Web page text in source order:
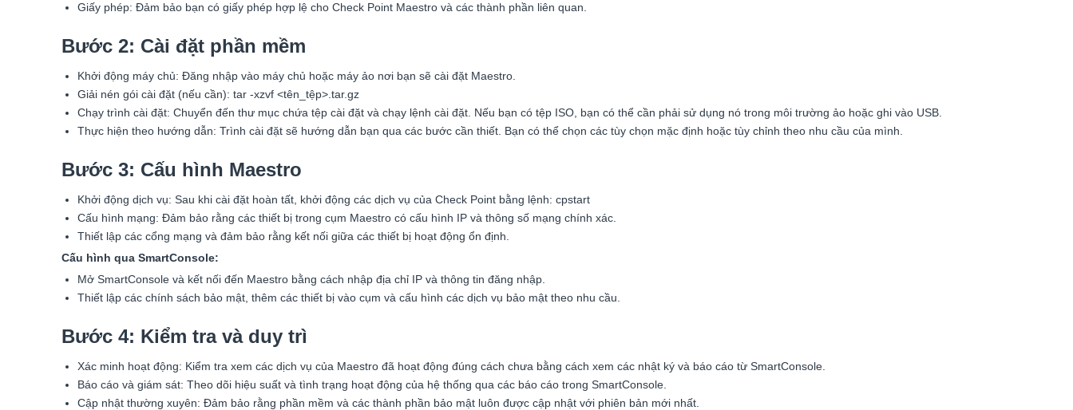
Giấy phép: Đảm bảo bạn có giấy phép hợp lệ cho Check Point Maestro và các thành phần liên quan.
Bước 2: Cài đặt phần mềm
Khởi động máy chủ: Đăng nhập vào máy chủ hoặc máy ảo nơi bạn sẽ cài đặt Maestro.
Giải nén gói cài đặt (nếu cần): tar -xzvf <tên_tệp>.tar.gz
Chạy trình cài đặt: Chuyển đến thư mục chứa tệp cài đặt và chạy lệnh cài đặt. Nếu bạn có tệp ISO, bạn có thể cần phải sử dụng nó trong môi trường ảo hoặc ghi vào USB.
Thực hiện theo hướng dẫn: Trình cài đặt sẽ hướng dẫn bạn qua các bước cần thiết. Bạn có thể chọn các tùy chọn mặc định hoặc tùy chỉnh theo nhu cầu của mình.
Bước 3: Cấu hình Maestro
Khởi động dịch vụ: Sau khi cài đặt hoàn tất, khởi động các dịch vụ của Check Point bằng lệnh: cpstart
Cấu hình mạng: Đảm bảo rằng các thiết bị trong cụm Maestro có cấu hình IP và thông số mạng chính xác.
Thiết lập các cổng mạng và đảm bảo rằng kết nối giữa các thiết bị hoạt động ổn định.
Cấu hình qua SmartConsole:
Mở SmartConsole và kết nối đến Maestro bằng cách nhập địa chỉ IP và thông tin đăng nhập.
Thiết lập các chính sách bảo mật, thêm các thiết bị vào cụm và cấu hình các dịch vụ bảo mật theo nhu cầu.
Bước 4: Kiểm tra và duy trì
Xác minh hoạt động: Kiểm tra xem các dịch vụ của Maestro đã hoạt động đúng cách chưa bằng cách xem các nhật ký và báo cáo từ SmartConsole.
Báo cáo và giám sát: Theo dõi hiệu suất và tình trạng hoạt động của hệ thống qua các báo cáo trong SmartConsole.
Cập nhật thường xuyên: Đảm bảo rằng phần mềm và các thành phần bảo mật luôn được cập nhật với phiên bản mới nhất.